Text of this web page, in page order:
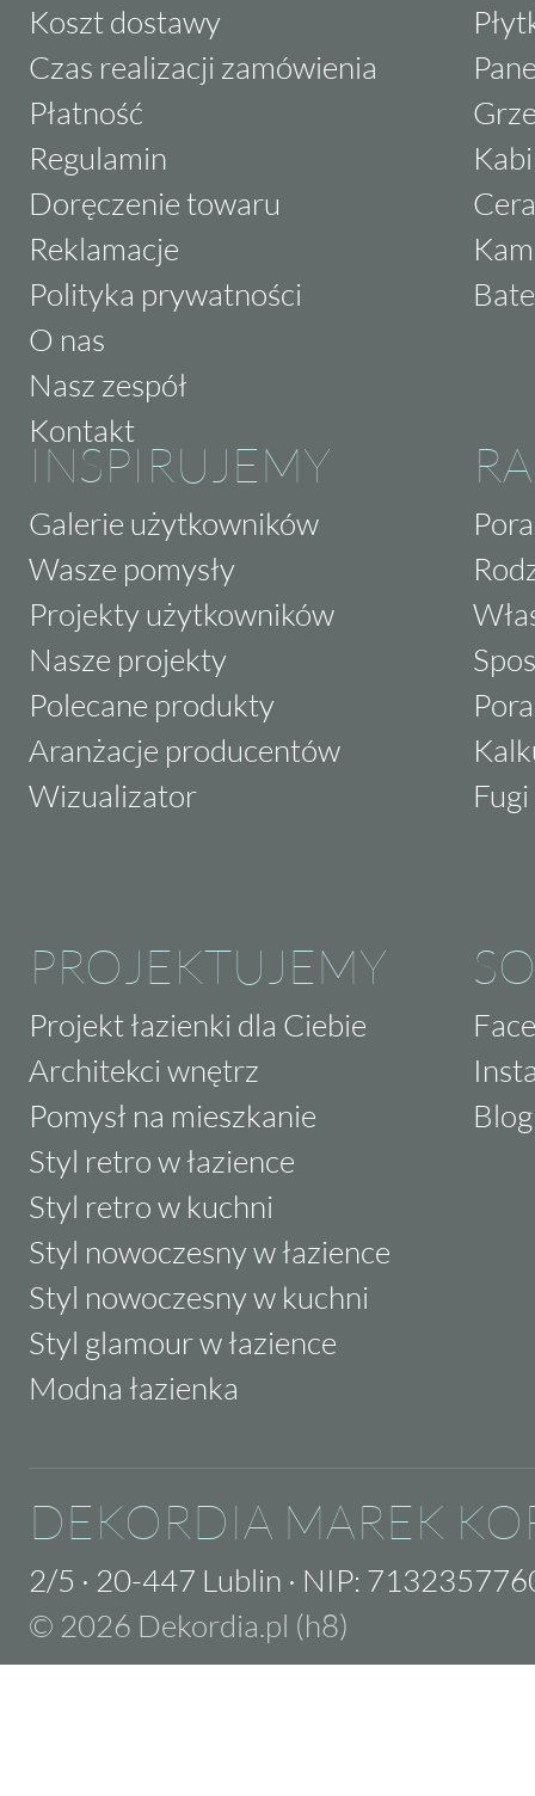
Koszt dostawy
Czas realizacji zamówienia
Płatność
Regulamin
Doręczenie towaru
Reklamacje
Polityka prywatności
O nas
Nasz zespół
Kontakt
INSPIRUJEMY
Galerie użytkowników
Wasze pomysły
Projekty użytkowników
Nasze projekty
Polecane produkty
Aranżacje producentów
Wizualizator
PROJEKTUJEMY
Projekt łazienki dla Ciebie
Architekci wnętrz
Pomysł na mieszkanie
Styl retro w łazience
Styl retro w kuchni
Styl nowoczesny w łazience
Styl nowoczesny w kuchni
Styl glamour w łazience
Modna łazienka
Blog
DEKORDIA MAREK
2/5 · 20-447 Lublin · NIP:
© 2026 Dekordia.pl (h8)